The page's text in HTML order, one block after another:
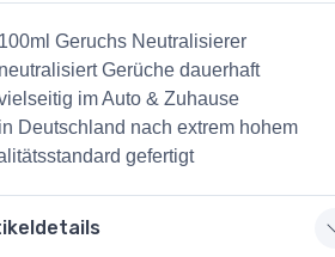
100ml Geruchs Neutralisierer
neutralisiert Gerüche dauerhaft
im Auto & Zuhause
in Deutschland nach extrem hohem
gefertigt